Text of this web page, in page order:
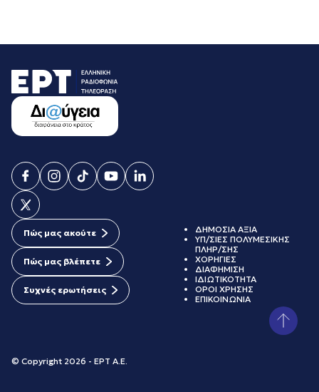
Πώς μας ακούτε
Πώς μας βλέπετε
Συχνές ερωτήσεις
© Copyright 2026 - ΕΡΤ Α.Ε.
ΔΗΜΟΣΙΑ ΑΞΙΑ
ΥΠ/ΣΙΕΣ ΠΟΛΥΜΕΣΙΚΗΣ
ΠΛΗΡ/ΣΗΣ
ΧΟΡΗΓΙΕΣ
ΔΙΑΦΗΜΙΣΗ
ΙΔΙΩΤΙΚΟΤΗΤΑ
ΟΡΟΙ ΧΡΗΣΗΣ
ΕΠΙΚΟΙΝΩΝΙΑ